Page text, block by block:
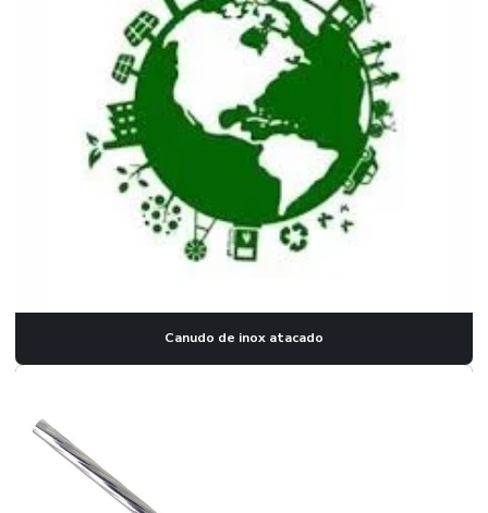
Fornecedor de tubo de chopeira
Fornecedores de tubos trefilados
Indústria de tubos trefilados
Micro tubo capilar aço inox
Micro tubos de aço inox
Micro tubos de cobre
Microtubo de aço inox 316
Microtubos aço inox
Microtubos de aço inoxidável
Microtubos de inox em Belo Horizonte
Canudo de inox atacado